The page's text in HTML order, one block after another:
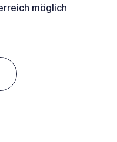
möglich